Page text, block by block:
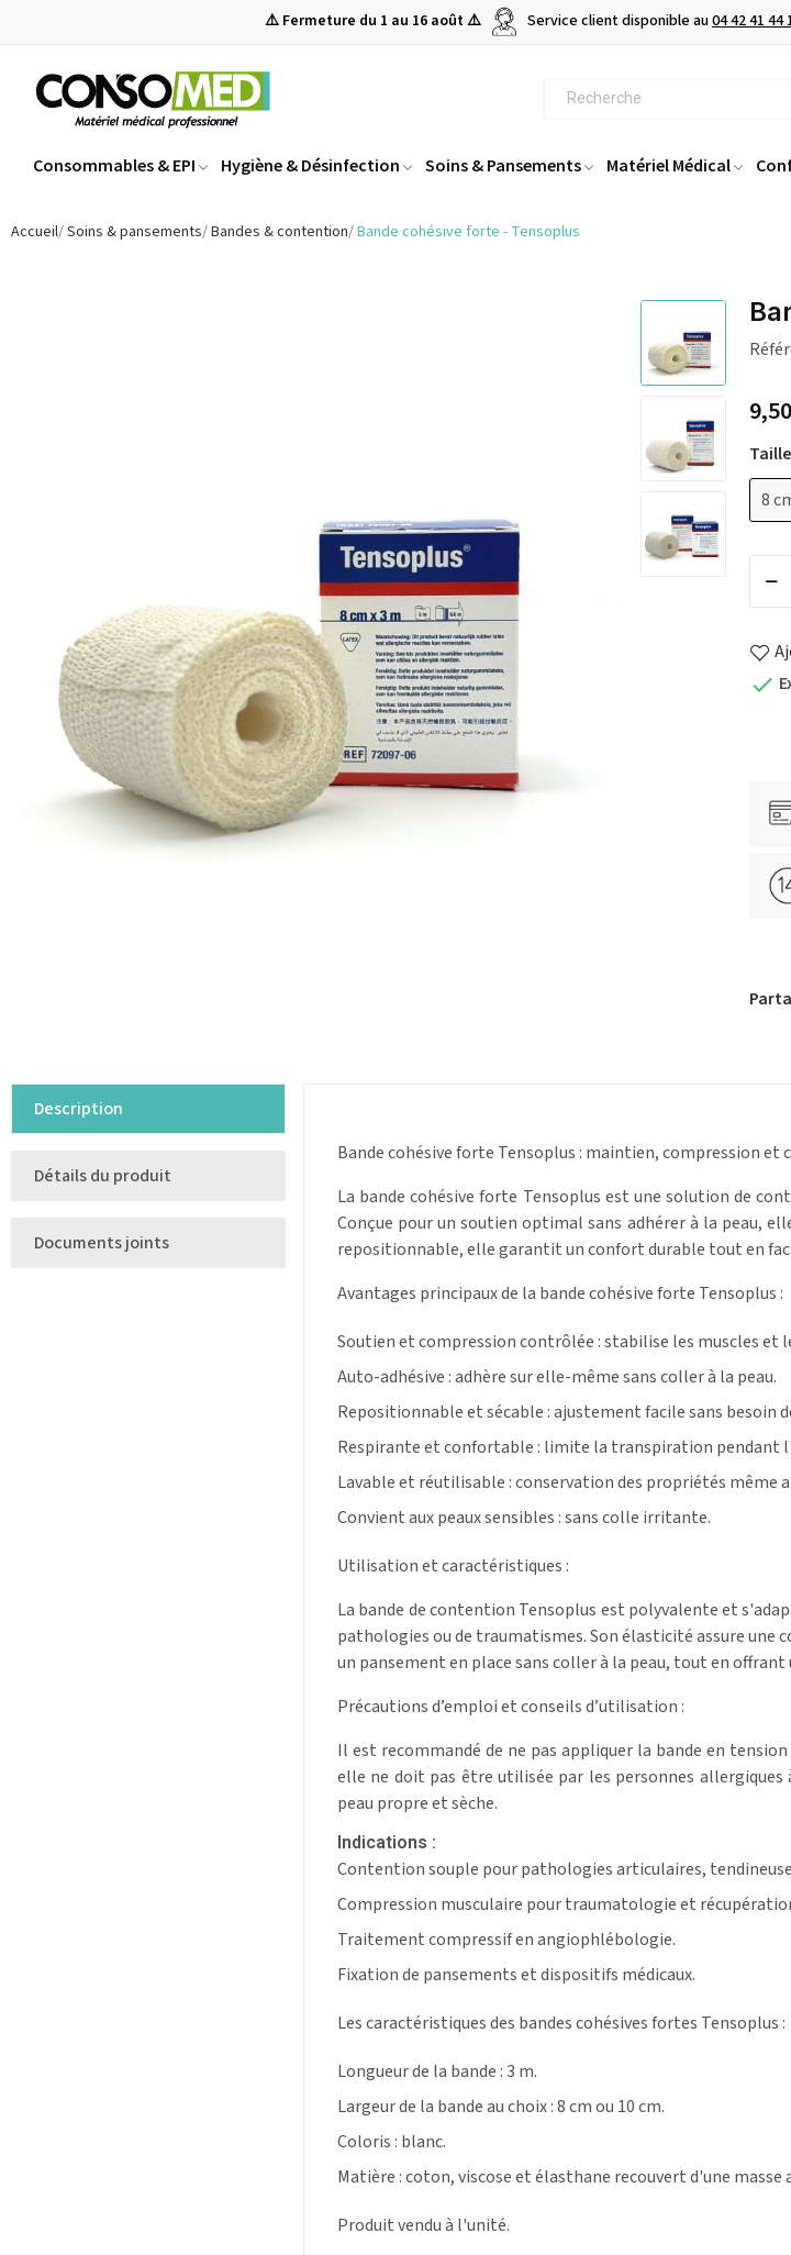
⚠️ Fermeture du 1 au 16 août ⚠️ Service client disponible au04 42 41 44
Consommables & EPI Hygiène & Désinfection Soins & Pansements Matériel Médical
Accueil Soins & pansements Bandes & contention Bande cohésive forte - Tensoplus

Description
Détails du produit
Documents joints
Bande cohésive forte Tensoplus : maintien, compression et
La bande cohésive forte Tensoplus est une solution de
Conçue pour un soutien optimal sans adhérer à la peau,
repositionnable, elle garantit un confort durable tout en
Avantages principaux de la bande cohésive forte Tensoplus :
Soutien et compression contrôlée : stabilise les muscles et
Auto-adhésive : adhère sur elle-même sans coller à la peau.
Repositionnable et sécable : ajustement facile sans besoin
Respirante et confortable : limite la transpiration pendant
Lavable et réutilisable : conservation des propriétés même
Convient aux peaux sensibles : sans colle irritante.
Utilisation et caractéristiques :
La bande de contention Tensoplus est polyvalente et
pathologies ou de traumatismes. Son élasticité assure
un pansement en place sans coller à la peau, tout en
Précautions d’emploi et conseils d’utilisation :
Il est recommandé de ne pas appliquer la bande en
elle ne doit pas être utilisée par les personnes
peau propre et sèche.
Indications :
Contention souple pour pathologies articulaires,
Compression musculaire pour traumatologie et
Traitement compressif en angiophlébologie.
Fixation de pansements et dispositifs médicaux.
Les caractéristiques des bandes cohésives fortes Tensoplus :
Longueur de la bande : 3 m.
Largeur de la bande au choix : 8 cm ou 10 cm.
Coloris : blanc.
Matière : coton, viscose et élasthane recouvert d'une
Produit vendu à l'unité.